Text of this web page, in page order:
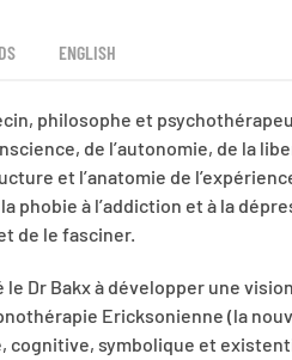
ENGLISH
philosophe et
de l’autonomie, de la
et l’anatomie de
phobie à l’addiction et à la
de le fasciner.
le Dr Bakx à développer une
Ericksonienne (la
cognitive, symbolique et